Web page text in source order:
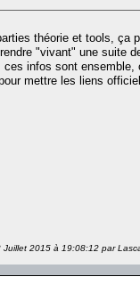
théorie et tools, ça
"vivant" une suite
infos sont
mettre les liens
Juillet 2015 à 19:08:12 par